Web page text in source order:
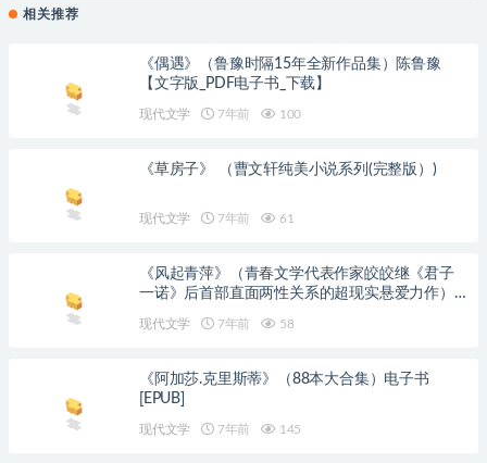
相关推荐
《偶遇》（鲁豫时隔15年全新作品集）陈鲁豫
【文字版_PDF电子书_下载】
现代文学 7年前 100
《草房子》 （曹文轩纯美小说系列(完整版）)
现代文学 7年前 61
《风起青萍》（青春文学代表作家皎皎继《君子
一诺》后首部直面两性关系的超现实悬爱力作）
现代文学 7年前 58
《阿加莎.克里斯蒂》（88本大合集）电子书
[EPUB]
现代文学 7年前 145